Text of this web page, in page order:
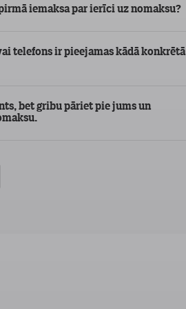
iemaksa par ierīci uz nomaksu?
telefons ir pieejamas kādā konkrētā
bet gribu pāriet pie jums un